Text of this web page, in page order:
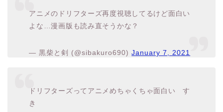
アニメのドリフターズ再度視聴してるけど面白い
よな…漫画版も読み直そうかな？
— 黒柴と剣 (@sibakuro690)January 7, 2021
ドリフターズってアニメめちゃくちゃ面白い す
き